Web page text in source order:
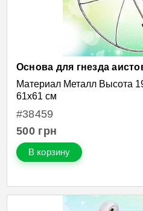
Основа для гнезда
Материал Металл Высота
61х61 см
#38459
500 грн
В корзину